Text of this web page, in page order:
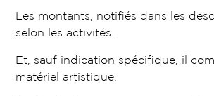
Les montants, notifiés dans les
selon les activités.
Et, sauf indication spécifique, il
matériel artistique.